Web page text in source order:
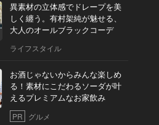
異素材の立体感でドレープを美
しく纏う。有村架純が魅せる、
大人のオールブラックコーデ
ライフスタイル
お酒じゃないからみんな楽しめ
る！素材にこだわるソーダが叶
えるプレミアムなお家飲み
PR グルメ